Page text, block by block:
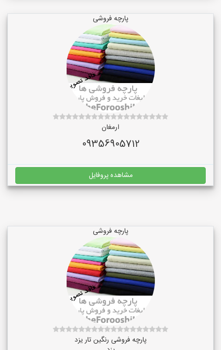
پارچه فروشی
ارمغان
09356905712
مشاهده پروفایل
پارچه فروشی
پارچه فروشی رنگین تار یزد